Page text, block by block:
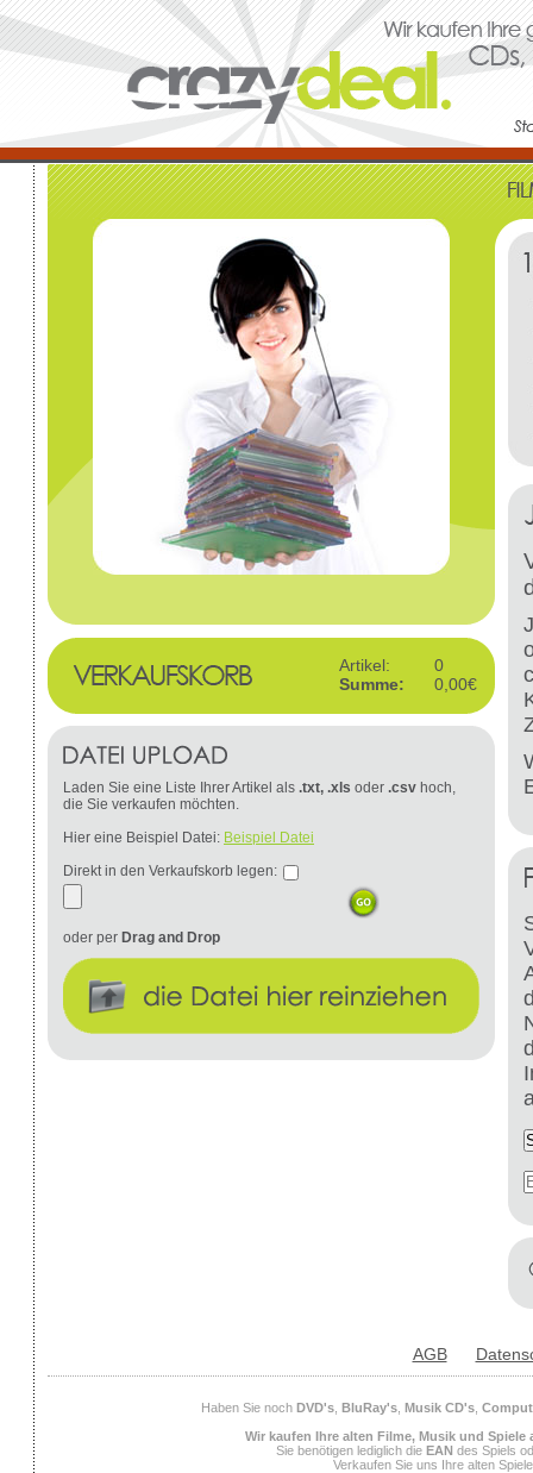
Artikel:
0
Summe:
0,00€
Laden Sie eine Liste Ihrer Artikel als .txt, .xls oder .csv hoch,
die Sie verkaufen möchten.
Hier eine Beispiel Datei: Beispiel Datei
Direkt in den Verkaufskorb legen:
oder per Drag and Drop
AGB
Haben Sie noch DVD's, BluRay's, Musik CD's,
Wir kaufen Ihre alten Filme, Musik und Spiele
Sie benötigen lediglich die EAN des Spiels
Verkaufen Sie uns Ihre alten